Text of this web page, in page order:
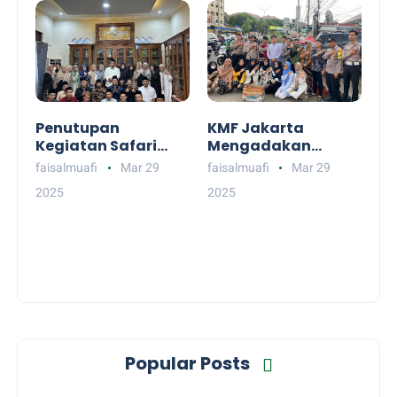
Khataman Kubro
2025
Penutupan
Kegiatan Safari
Ramadhan &
KMF Jakarta
faisalmuafi
Mar 29
2025
KMF Jakarta
Mengadakan
Kegiatan Sosial
faisalmuafi
Mar 29
2025
Popular Posts